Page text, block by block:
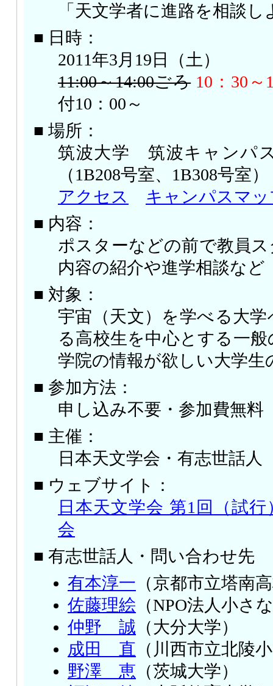
「天文学者に進路を相談し
■ 日時：
2011年3月19日（土）
11:00～14:00ごろ 10：30
付10：00～
■ 場所：
筑波大学 筑波キャンパ
（1B208号室、1B308号室）
アクセス
キャンパスマ
■ 内容：
ポスターなどの前で教員
内容の紹介や進学相談など
■ 対象：
宇宙（天文）を学べる大
る高校生を中心とする一
学院の情報が欲しい大学生
■ 参加方法：
申し込み不要・参加費無料
■ 主催：
日本天文学会・有志世話人
■ ウェブサイト：
日本天文学会 第1回（試
会
■ 有志世話人・問い合わせ先
有本淳一 （京都市立塔南
佐藤理絵 （NPO法人小さ
仲野 誠 （大分大学）
成田 直 （川西市立北陵
野澤 恵 （茨城大学）